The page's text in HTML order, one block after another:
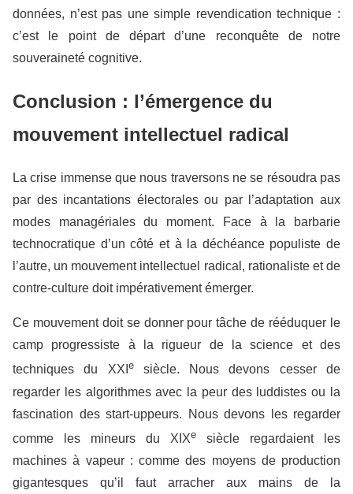
données, n’est pas une simple revendication technique :
c’est le point de départ d’une reconquête de notre
souveraineté cognitive.
Conclusion : l’émergence du
mouvement intellectuel radical
La crise immense que nous traversons ne se résoudra pas
par des incantations électorales ou par l’adaptation aux
modes managériales du moment. Face à la barbarie
technocratique d’un côté et à la déchéance populiste de
l’autre, un mouvement intellectuel radical, rationaliste et de
contre-culture doit impérativement émerger.
Ce mouvement doit se donner pour tâche de rééduquer le
camp progressiste à la rigueur de la science et des
techniques du XXI esiècle. Nous devons cesser de
regarder les algorithmes avec la peur des luddistes ou la
fascination des start-uppeurs. Nous devons les regarder
comme les mineurs du XIXe siècle regardaient les
machines à vapeur : comme des moyens de production
gigantesques qu’il faut arracher aux mains de la